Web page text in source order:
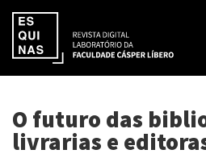
O futuro das
livrarias e